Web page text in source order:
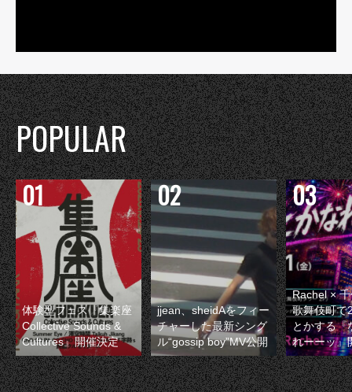
POPULAR
体験型フェス『集楽座
Collective Sounds &
Cultures』開催決定
jjean、sheidAをフィー
チャーした最新シング
ル“gossip boy”MV公開
Rachel ×
歌舞伎町で
とかする『
れーーッ』